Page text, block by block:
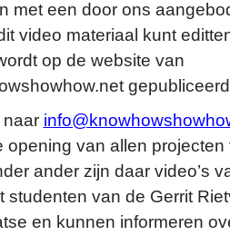
met een door ons
video materiaal kunt
op de website van
naar
opening van allen projecten
ander zijn daar video’s
studenten van de Gerrit
en kunnen informeren